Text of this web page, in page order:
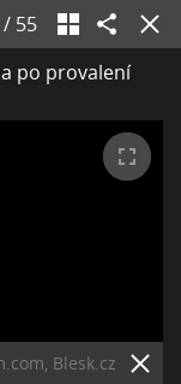
/ 55
po provalení
Blesk.cz